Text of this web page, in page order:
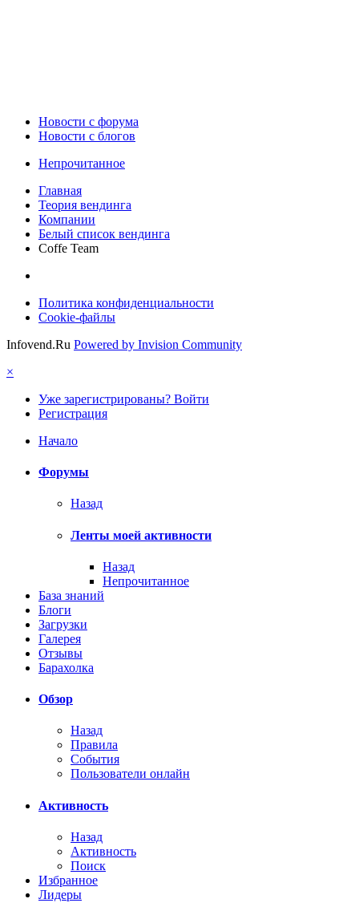
Новости c форума
Новости с блогов
Непрочитанное
Главная
Теория вендинга
Компании
Белый список вендинга
Coffe Team
Политика конфиденциальности
Cookie-файлы
Infovend.Ru Powered by Invision Community
×
Уже зарегистрированы? Войти
Регистрация
Начало
Форумы
Назад
Ленты моей активности
Назад
Непрочитанное
База знаний
Блоги
Загрузки
Галерея
Отзывы
Барахолка
Обзор
Назад
Правила
События
Пользователи онлайн
Активность
Назад
Активность
Поиск
Избранное
Лидеры